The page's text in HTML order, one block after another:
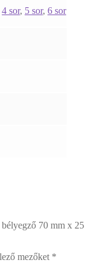
4 sor, 5 sor, 6 sor
70 mm x 25
mezőket *